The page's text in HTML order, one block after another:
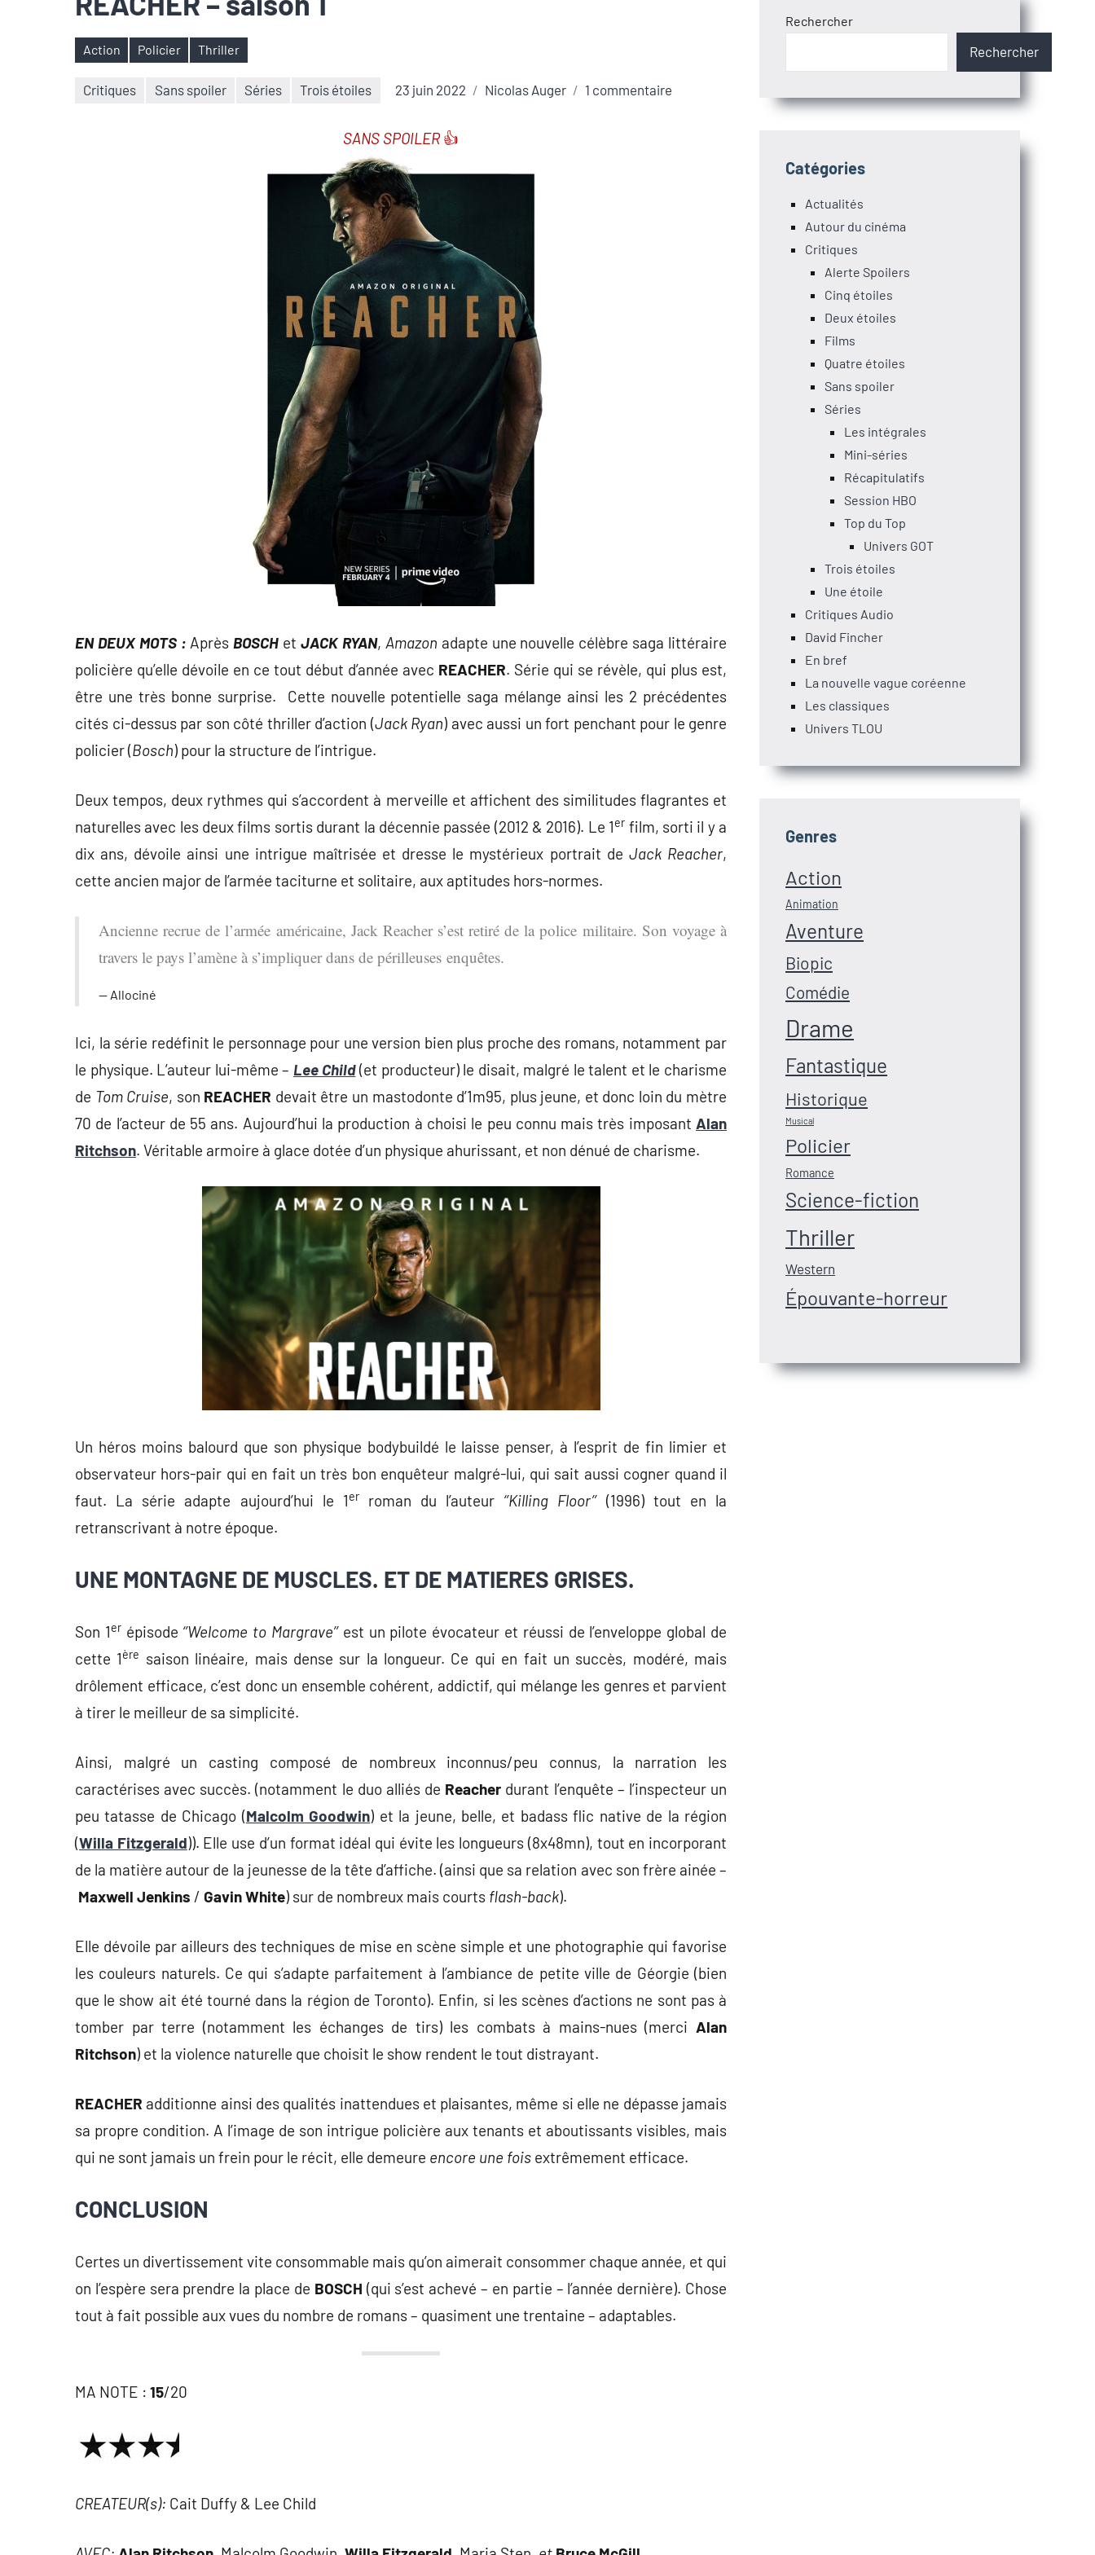
Étiquettes
Action Policier Thriller
Critiques Sans spoiler Séries Trois étoiles 23 juin 2022 Nicolas Auger 1 commentaire
EN DEUX MOTS : Après BOSCH etJACK RYAN, Amazon adapte une nouvelle célèbre saga littéraire
policière qu’elle dévoile en ce tout début d’année avec REACHER. Série qui se révèle, qui plus est,
être une très bonne surprise. Cette nouvelle potentielle saga mélange ainsi les 2 précédentes
cités ci-dessus par son côté thriller d’action (Jack Ryan) avec aussi un fort penchant pour le genre
policier (Bosch) pour la structure de l’intrigue.
Deux tempos, deux rythmes qui s’accordent à merveille et affichent des similitudes flagrantes et
naturelles avec les deux films sortis durant la décennie passée (2012 & 2016). Le 1er film, sorti il y a
dix ans, dévoile ainsi une intrigue maîtrisée et dresse le mystérieux portrait de Jack Reacher,
cette ancien major de l’armée taciturne et solitaire, aux aptitudes hors-normes.
Ancienne recrue de l’armée américaine, Jack Reacher s’est retiré de la police militaire. Son voyage à
travers le pays l’amène à s’impliquer dans de périlleuses enquêtes.
Allociné
Ici, la série redéfinit le personnage pour une version bien plus proche des romans, notamment par
le physique. L’auteur lui-même – Lee Child(et producteur) le disait, malgré le talent et le charisme
de Tom Cruise, son REACHER devait être un mastodonte d’1m95, plus jeune, et donc loin du mètre
70 de l’acteur de 55 ans. Aujourd’hui la production à choisi le peu connu mais très imposant Alan
Ritchson. Véritable armoire à glace dotée d’un physique ahurissant, et non dénué de charisme.
Un héros moins balourd que son physique bodybuildé le laisse penser, à l’esprit de fin limier et
observateur hors-pair qui en fait un très bon enquêteur malgré-lui, qui sait aussi cogner quand il
faut. La série adapte aujourd’hui le 1erroman du l’auteur ‘’Killing Floor’’(1996) tout en la
retranscrivant à notre époque.
UNE MONTAGNE DE MUSCLES. ET DE MATIERES GRISES.
Son 1erépisode ‘’Welcome to Margrave’’ est un pilote évocateur et réussi de l’enveloppe global de
cette 1ère saison linéaire, mais dense sur la longueur. Ce qui en fait un succès, modéré, mais
drôlement efficace, c’est donc un ensemble cohérent, addictif, qui mélange les genres et parvient
à tirer le meilleur de sa simplicité.
Ainsi, malgré un casting composé de nombreux inconnus/peu connus, la narration les
caractérises avec succès. (notamment le duo alliés de Reacher durant l’enquête – l’inspecteur un
peu tatasse de Chicago (Malcolm Goodwin) et la jeune, belle, et badass flic native de la région
(Willa Fitzgerald)). Elle use d’un format idéal qui évite les longueurs (8x48mn), tout en incorporant
de la matière autour de la jeunesse de la tête d’affiche. (ainsi que sa relation avec son frère ainée –
Maxwell Jenkins / Gavin White) sur de nombreux mais courts flash-back).
Elle dévoile par ailleurs des techniques de mise en scène simple et une photographie qui favorise
les couleurs naturels. Ce qui s’adapte parfaitement à l’ambiance de petite ville de Géorgie (bien
que le show ait été tourné dans la région de Toronto). Enfin, si les scènes d’actions ne sont pas à
tomber par terre (notamment les échanges de tirs) les combats à mains-nues (merci Alan
Ritchson) et la violence naturelle que choisit le show rendent le tout distrayant.
REACHER additionne ainsi des qualités inattendues et plaisantes, même si elle ne dépasse jamais
sa propre condition. A l’image de son intrigue policière aux tenants et aboutissants visibles, mais
qui ne sont jamais un frein pour le récit, elle demeure encore une fois extrêmement efficace.
CONCLUSION
Certes un divertissement vite consommable mais qu’on aimerait consommer chaque année, et qui
on l’espère sera prendre la place de BOSCH (qui s’est achevé – en partie – l’année dernière). Chose
tout à fait possible aux vues du nombre de romans – quasiment une trentaine – adaptables.
MA NOTE : 15/20
CREATEUR(s): Cait Duffy & Lee Child
Rechercher
Rechercher
Catégories
Actualités
Autour du cinéma
Critiques
Alerte Spoilers
Cinq étoiles
Deux étoiles
Films
Quatre étoiles
Sans spoiler
Séries
Les intégrales
Mini-séries
Récapitulatifs
Session HBO
Top du Top
Univers GOT
Trois étoiles
Une étoile
Critiques Audio
David Fincher
En bref
La nouvelle vague coréenne
Les classiques
Univers TLOU
Genres
Action
Animation
Aventure
Biopic
Comédie
Drame
Fantastique
Historique
Musical
Policier
Romance
Science-fiction
Thriller
Western
Épouvante-horreur